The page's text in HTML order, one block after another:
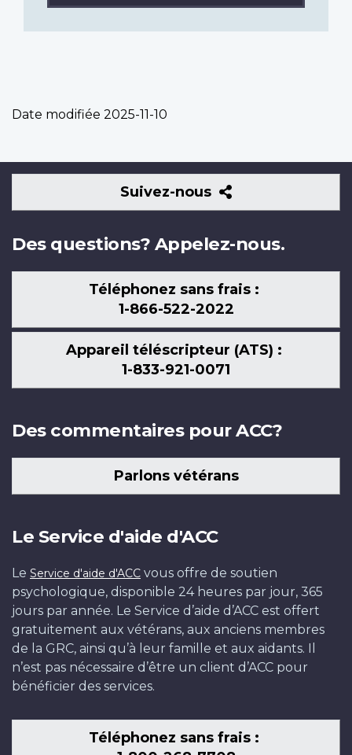
Date modifiée 2025-11-10
Suivez-nous
Suivez-
nous
Des questions? Appelez-nous.
Téléphonez sans frais :
1-866-522-2022
Appareil téléscripteur (ATS) :
1-833-921-0071
Des commentaires pour ACC?
Parlons vétérans
Le Service d'aide d'ACC
Le Service d'aide d'ACC vous offre de soutien
psychologique, disponible 24 heures par jour, 365
jours par année. Le Service d’aide d’ACC est offert
gratuitement aux vétérans, aux anciens membres
de la GRC, ainsi qu’à leur famille et aux aidants. Il
n’est pas nécessaire d’être un client d’ACC pour
bénéficier des services.
Téléphonez sans frais :